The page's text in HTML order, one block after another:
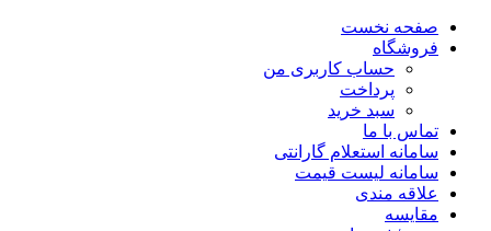
صفحه نخست
فروشگاه
حساب کاربری من
پرداخت
سبد خرید
تماس با ما
سامانه استعلام گارانتی
سامانه لیست قیمت
علاقه مندی
مقایسه